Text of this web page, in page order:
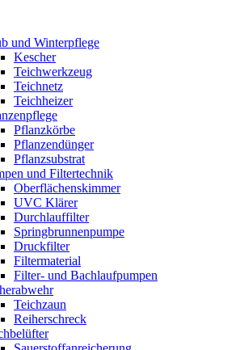
und Winterpflege
Kescher
Teichwerkzeug
Teichnetz
Teichheizer
Pflanzkörbe
Pflanzendünger
Pflanzsubstrat
und Filtertechnik
Oberflächenskimmer
UVC Klärer
Durchlauffilter
Springbrunnenpumpe
Druckfilter
Filtermaterial
Filter- und Bachlaufpumpen
Teichzaun
Reiherschreck